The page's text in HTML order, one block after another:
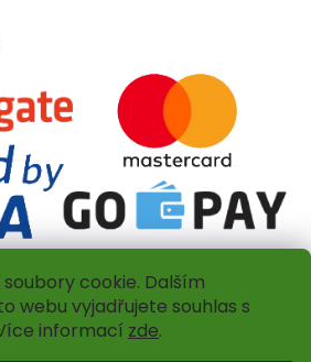
cookie. Dalším
webu vyjadřujete souhlas s
informací zde.